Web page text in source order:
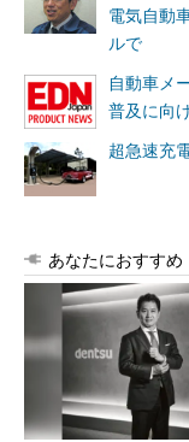
電気自動
ルで
自動車メ
普及に向
超急速充
あなたにおすすめ